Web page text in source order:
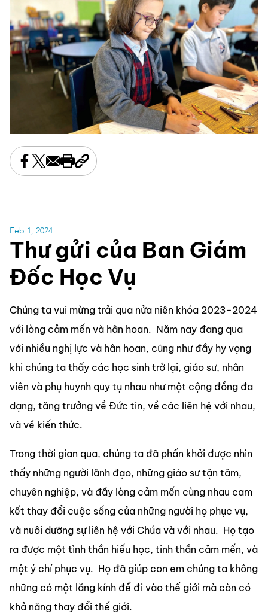
Share this on Facebook
Share this on X
Share this by email
Print this page
Copy the page address
Feb 1, 2024 |
Thư gửi của Ban Giám
Đốc Học Vụ
Chúng ta vui mừng trải qua nửa niên khóa 2023-2024
với lòng cảm mến và hân hoan.  Năm nay đang qua
với nhiều nghị lực và hân hoan, cũng như đầy hy vọng
khi chúng ta thấy các học sinh trở lại, giáo sư, nhân
viên và phụ huynh quy tụ nhau như một cộng đồng đa
dạng, tăng trưởng về Đức tin, về các liên hệ với nhau,
và về kiến thức.
Trong thời gian qua, chúng ta đã phấn khởi được nhìn
thấy những người lãnh đạo, những giáo sư tận tâm,
chuyên nghiệp, và đầy lòng cảm mến cùng nhau cam
kết thay đổi cuộc sống của những người họ phục vụ,
và nuôi dưỡng sự liên hệ với Chúa và với nhau.  Họ tạo
ra được một tình thần hiếu học, tinh thần cảm mến, và
một ý chí phục vụ.  Họ đã giúp con em chúng ta không
những có một lăng kính để đi vào thế giới mà còn có
khả năng thay đổi thế giới.